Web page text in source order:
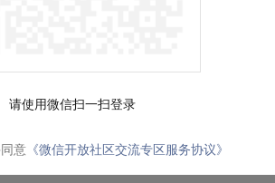
请使用微信扫一扫登录
意 《微信开放社区交流专区服务协议》